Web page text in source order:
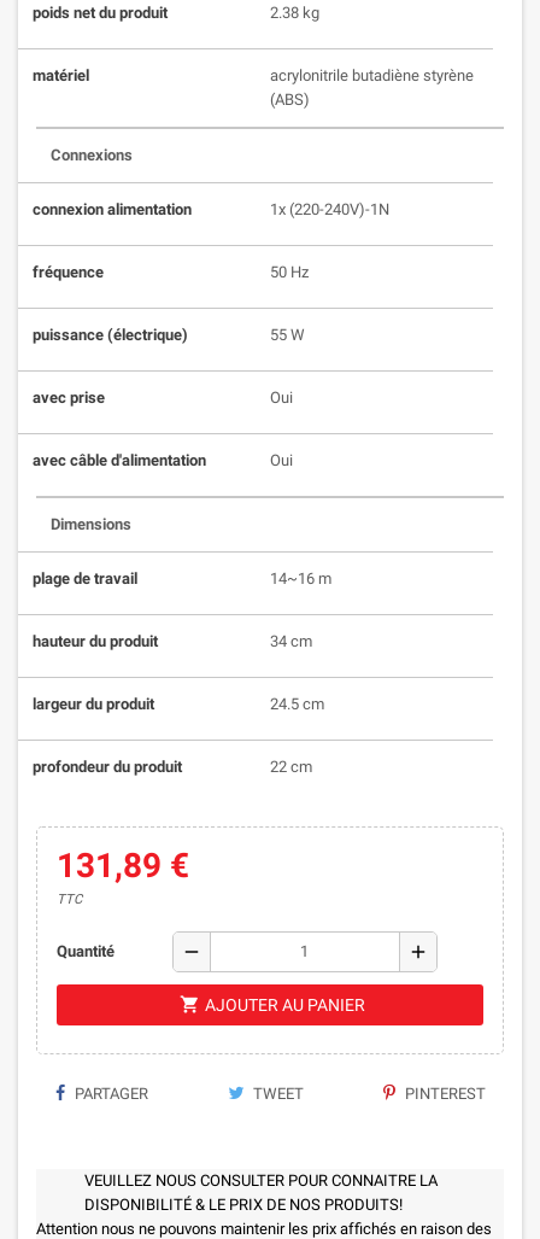
poids net du produit 2.38 kg
matériel
acrylonitrile butadiène styrène
(ABS)
Connexions
connexion alimentation 1x (220-240V)-1N
fréquence 50 Hz
puissance (électrique) 55 W
avec prise Oui
avec câble d'alimentation Oui
Dimensions
plage de travail 14~16 m
hauteur du produit 34 cm
largeur du produit 24.5 cm
profondeur du produit 22 cm
131,89 €
TTC
Quantité remove add
shopping_cart AJOUTER AU PANIER
PARTAGER TWEET PINTEREST
VEUILLEZ NOUS CONSULTER POUR CONNAITRE LA
DISPONIBILITÉ & LE PRIX DE NOS PRODUITS!
Attention nous ne pouvons maintenir les prix affichés en raison des